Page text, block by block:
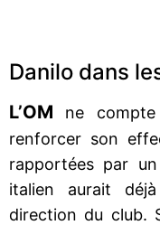
Danilo dans
L’OM ne
renforcer son
rapportées par
italien aurait
direction du club.